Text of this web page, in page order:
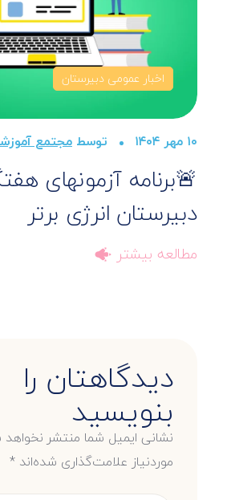
اخبار عمومی دبیرستان
۱۰ مهر ۱۴۰۴ توسطمجتمع
🚨برنامه آزمونهای
دبیرستان انرژی برتر
مطالعه بیشتر
دیدگاهتان را
بنویسید
نشانی ایمیل شما منتشر
موردنیاز علامت‌گذاری شده‌اند*